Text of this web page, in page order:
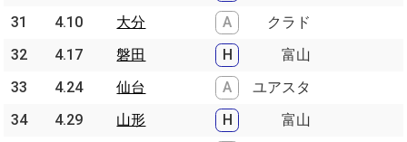
31
4.10 大分 A
クラド
32
4.17 磐田 H
富山
33
4.24 仙台 A
ユアスタ
34
4.29 山形 H
富山
31
4.10
大分
32
4.17
磐田
33
4.24
仙台
34
4.29
山形